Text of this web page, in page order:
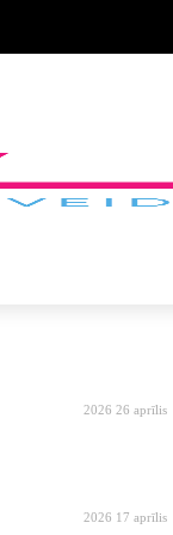
2026 26 aprīlis
2026 17 aprīlis